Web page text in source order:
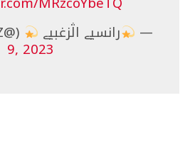
—
رانسيے اڷزغبيے (@RancyNZ)
9, 2023